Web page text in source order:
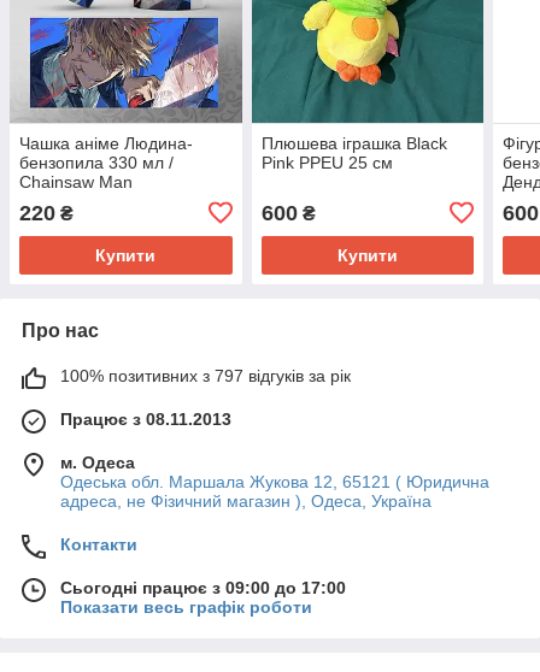
Чашка аніме Людина-
бензопила 330 мл /
Chainsaw Man
220 ₴
Купити
Плюшева іграшка Black
Pink PPEU 25 см
600₴
Купити
600
Про нас
100% позитивних з 797 відгуків за рік
Працює з 08.11.2013
м. Одеса
Одеська обл. Маршала Жукова 12, 65121 ( Юридична
адреса, не Фізичний магазин ), Одеса, Україна
Контакти
Сьогодні працює з 09:00 до 17:00
Показати весь графік роботи